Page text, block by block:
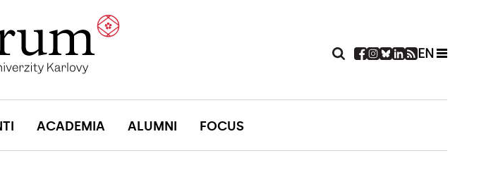
EN
ACADEMIA ALUMNI FOCUS